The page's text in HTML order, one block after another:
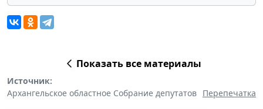
Показать все материалы
Источник:
Архангельское областное Собрание депутатов Перепечатка